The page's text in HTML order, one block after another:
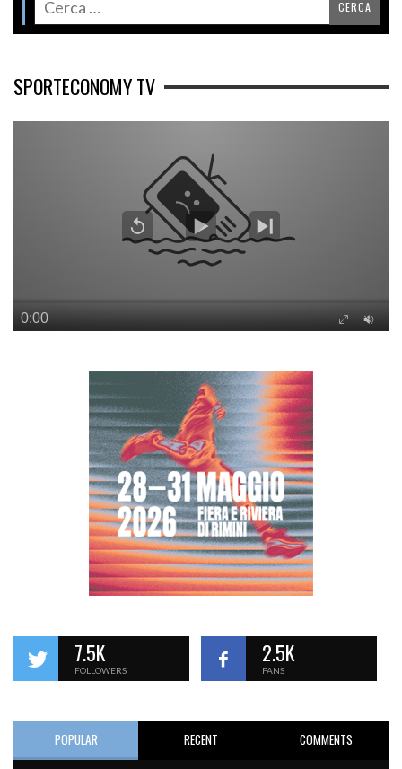
SPORTECONOMY TV
7.5K
FOLLOWERS
2.5K
FANS
POPULAR RECENT COMMENTS